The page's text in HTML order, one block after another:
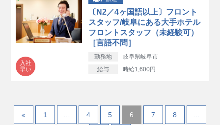
入社
早い
〔N2／4ヶ国語以上〕フロント
スタッフ/岐阜にある大手ホテル
フロントスタッフ（未経験可）
［言語不問］
勤務地
岐阜県岐阜市
給与
時給1,600円
« 1 4 5 6 7 8